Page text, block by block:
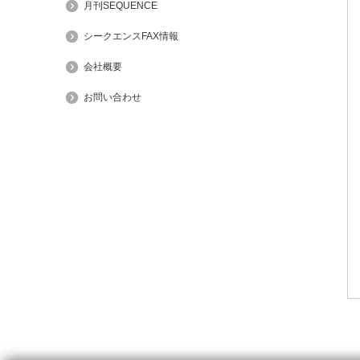
月刊SEQUENCE
シークエンスFAX情報
会社概要
お問い合わせ